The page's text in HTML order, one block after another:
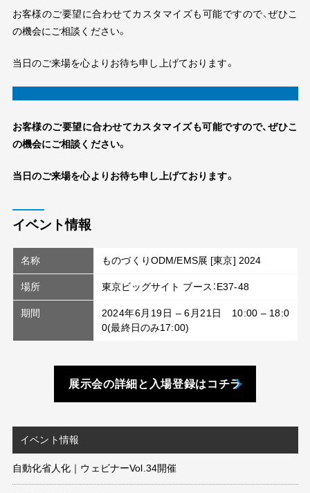
お客様のご要望に合わせてカスタマイズも可能ですので、ぜひこ
の機会にご相談ください。
当日のご来場を心よりお待ち申し上げております。
お客様のご要望に合わせてカスタマイズも可能ですので、ぜひこ
の機会にご相談ください。
当日のご来場を心よりお待ち申し上げております。
イベント情報
名称 ものづくりODM/EMS展 [東京] 2024
場所 東京ビッグサイト ブース：E37-48
期間 2024年6月 19日 –6 月 21 日 10:00 –18:0
0(最終日のみ17:00)
展示会の詳細と入場登録はコチラ
イベント情報
自動化省人化｜ウェビナーVol.34開催